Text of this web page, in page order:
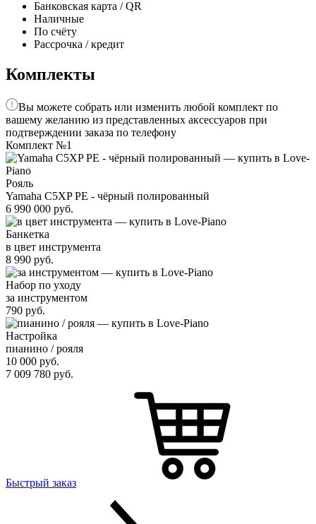
Банковская карта / QR
Наличные
По счёту
Рассрочка / кредит
Комплекты
Вы можете собрать или изменить любой комплект по
вашему желанию из представленных аксессуаров при
подтверждении заказа по телефону
Комплект №1
Рояль
Yamaha C5XP PE - чёрный полированный
6 990 000 руб.
Банкетка
в цвет инструмента
8 990 руб.
Набор по уходу
за инструментом
790 руб.
Настройка
пианино / рояля
10 000 руб.
7 009 780 руб.
Быстрый заказ